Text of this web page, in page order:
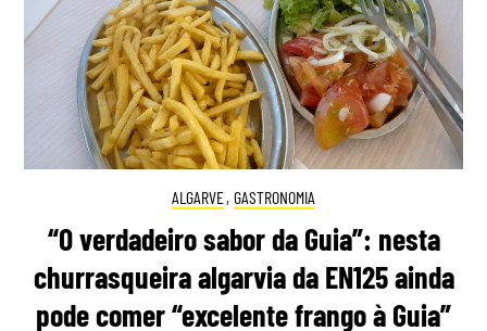
ALGARVE, GASTRONOMIA
“O verdadeiro sabor da Guia”: nesta
churrasqueira algarvia da EN125 ainda
pode comer “excelente frango à Guia”